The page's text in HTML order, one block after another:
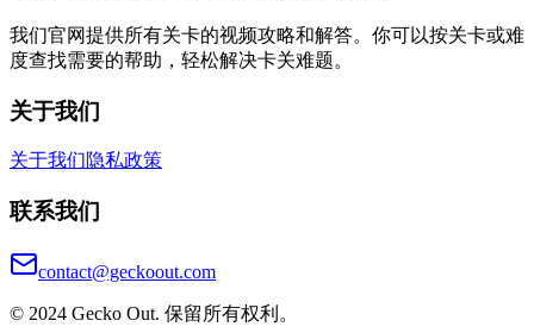
我们官网提供所有关卡的视频攻略和解答。你可以按关卡或难
度查找需要的帮助，轻松解决卡关难题。
关于我们
关于我们隐私政策
联系我们
contact@geckoout.com
© 2024 Gecko Out. 保留所有权利。